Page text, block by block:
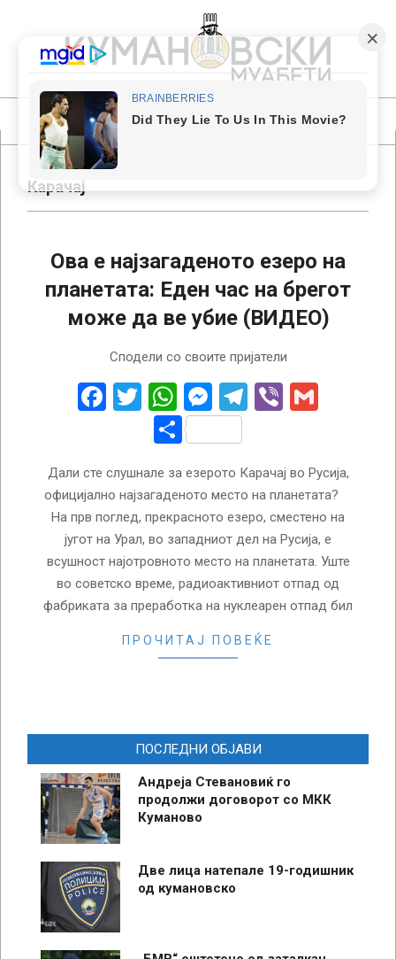
content
КУМАНОВСКИ
МУАБЕТИ
Primary
Navigation
MenuКарачај
Ова е најзагаденото езеро на
планетата: Еден час на брегот
може да ве убие (ВИДЕО)
Сподели со своите пријатели
Facebook
Twitter
WhatsApp
Messenger
Telegram
Viber
Share
Дали сте слушнале за езерото Карачај во Русија,
официјално најзагаденото место на планетата?
На прв поглед, прекрасното езеро, сместено на
југот на Урал, во западниот дел на Русија, е
всушност најотровното место на планетата. Уште
во советско време, радиоактивниот отпад од
фабриката за преработка на нуклеарен отпад бил
ПРОЧИТАЈ ПОВЕЌЕ
ПОСЛЕДНИ ОБЈАВИ
Андреја Стевановиќ го
продолжи договорот со МКК
Куманово
Две лица натепале 19-годишник
од кумановско